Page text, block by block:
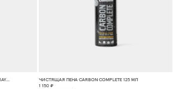
СПРЕЙ ВОДООТТАЛКИВАЮЩИЙ VARIO SPRAY 100 МЛ
ЧИСТЯЩАЯ ПЕНА CARBON COMPLETE 125 МЛ
1 150₽